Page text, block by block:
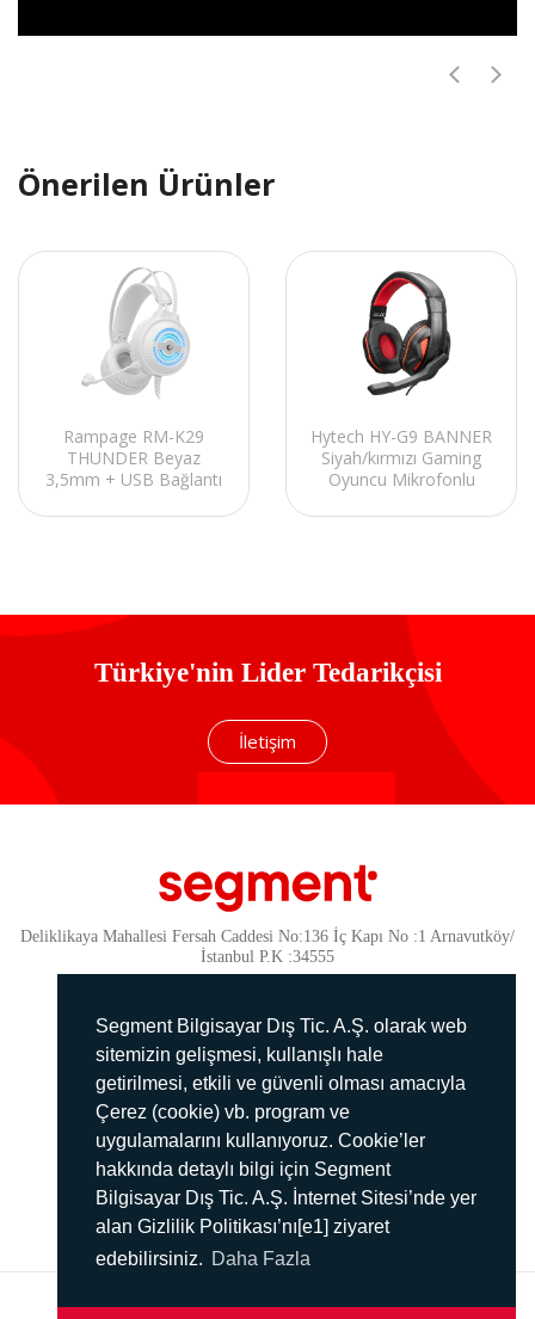
Segment Bilgisayar Dış Tic. A.Ş. olarak web
sitemizin gelişmesi, kullanışlı hale
getirilmesi, etkili ve güvenli olması amacıyla
Çerez (cookie) vb. program ve
uygulamalarını kullanıyoruz. Cookie’ler
hakkında detaylı bilgi için Segment
Bilgisayar Dış Tic. A.Ş. İnternet Sitesi’nde yer
alan Gizlilik Politikası’nı[e1] ziyaret
edebilirsiniz. Daha Fazla
Önerilen Ürünler
Rampage RM-K29
THUNDER Beyaz
3,5mm + USB Bağlantı
Kulaklığı
Hytech HY-G9 BANNER
Siyah/kırmızı Gaming
Oyuncu Mikrofonlu
Türkiye'nin Lider Tedarikçisi
İletişim
Deliklikaya Mahallesi Fersah Caddesi No:136 İç Kapı No :1 Arnavutköy/
İstanbul P.K :34555
Güvenlik
KVKK Politikamız
Gizlilik Politikamız
Aydınlatma Metni
İmha Politikası
444 78 99
info@segment.com.tr
2017 ©SEGMENTTüm hakları saklıdır.